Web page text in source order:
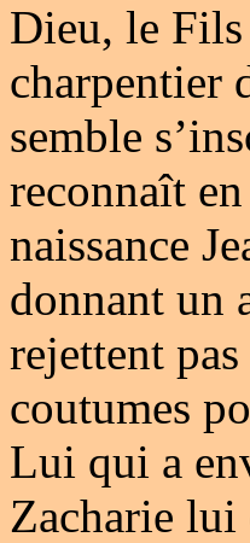
Dieu, le
charpentier
semble
reconnaît
naissance
donnant un
rejettent
coutumes
Lui qui a
Zacharie lui